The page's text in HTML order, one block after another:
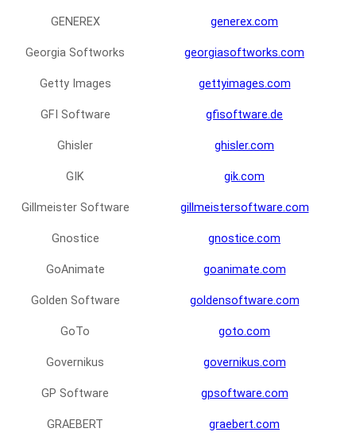
GENEREX generex.com
Georgia Softworks georgiasoftworks.com
Getty Images gettyimages.com
GFI Software gfisoftware.de
Ghisler ghisler.com
GIK gik.com
Gillmeister Software gillmeistersoftware.com
Gnostice gnostice.com
GoAnimate goanimate.com
Golden Software goldensoftware.com
GoTo goto.com
Governikus governikus.com
GP Software gpsoftware.com
GRAEBERT graebert.com